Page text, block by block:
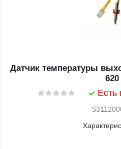
Датчик температуры
620
Есть